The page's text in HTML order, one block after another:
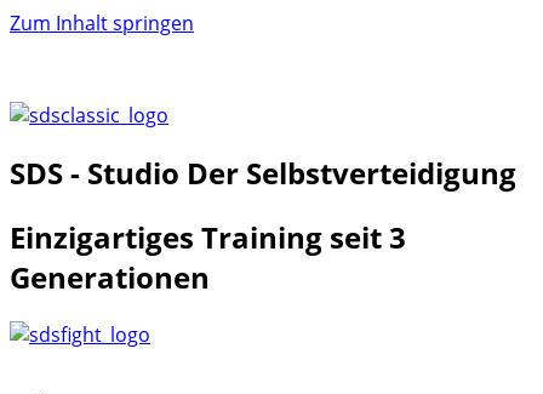
Zum Inhalt springen
SDS - Studio Der Selbstverteidigung
Einzigartiges Training seit 3
Generationen